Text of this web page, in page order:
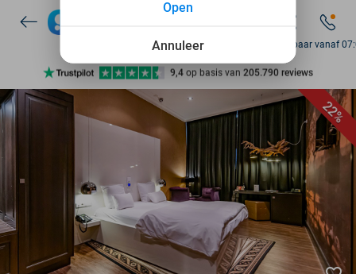
7 dagen per week beschikbaar
10+ miljoen leden
9,4 op basis van 205.790 reviews
Ontdek 15.000+ deals
7 dagen per week beschikbaar
10+ miljoen leden
Bereikbaar vanaf
22%
Annuleer
Open